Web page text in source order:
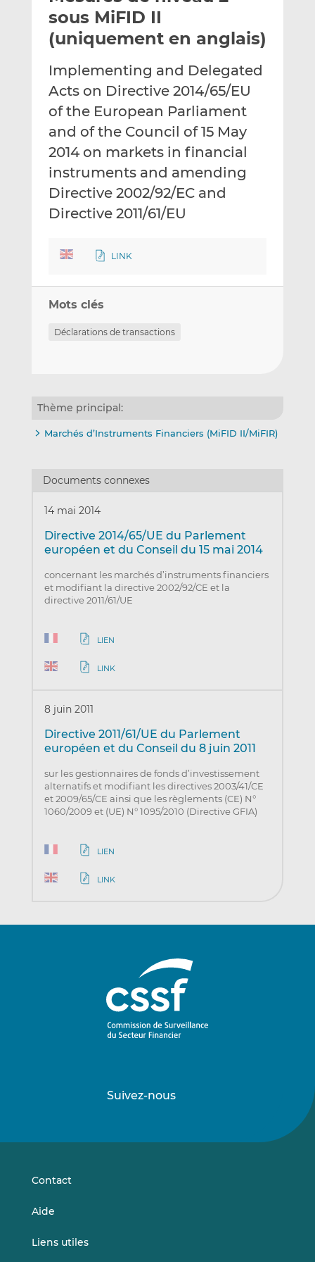
e
r
p
e
m
i
l
g
e
r
u
r
L
n
k
e
d
I
n
g
e
r
u
r
F
c
e
b
o
o
k
sous MiFID II
(uniquement en anglais)
Implementing and Delegated
Acts on Directive 2014/65/EU
of the European Parliament
and of the Council of 15 May
2014 on markets in financial
instruments and amending
Directive 2002/92/EC and
Directive 2011/61/EU
LINK
Mots clés
Déclarations de transactions
Thème principal:
Marchés d’Instruments Financiers (MiFID II/MiFIR)
Documents connexes
14 mai 2014
Directive 2014/65/UE du Parlement
européen et du Conseil du 15 mai 2014
concernant les marchés d’instruments financiers
et modifiant la directive 2002/92/CE et la
directive 2011/61/UE
LIEN
LINK
8 juin 2011
Directive 2011/61/UE du Parlement
européen et du Conseil du 8 juin 2011
sur les gestionnaires de fonds d’investissement
alternatifs et modifiant les directives 2003/41/CE
et 2009/65/CE ainsi que les règlements (CE) N°
1060/2009 et (UE) N° 1095/2010 (Directive GFIA)
LIEN
LINK
Suivez-nous
sursur
Contact
Aide
Liens utiles